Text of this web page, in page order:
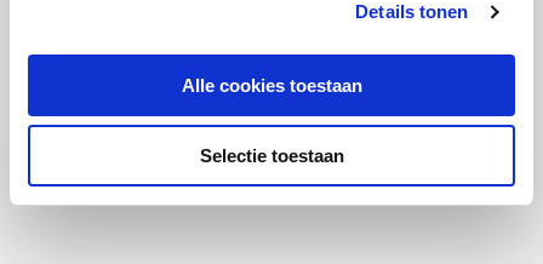
Details tonen
Alle cookies toestaan
Selectie toestaan